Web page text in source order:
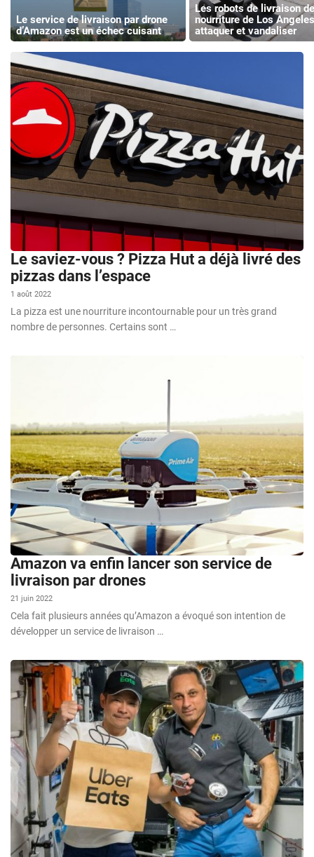
Le service de livraison par drone
d’Amazon est un échec cuisant
Les robots de livraison de
nourriture de Los
attaquer et vandaliser
Le saviez-vous ? Pizza Hut a déjà livré des
pizzas dans l’espace
1 août 2022
La pizza est une nourriture incontournable pour un très grand
nombre de personnes. Certains sont …
Amazon va enfin lancer son service de
livraison par drones
21 juin 2022
Cela fait plusieurs années qu’Amazon a évoqué son intention de
développer un service de livraison …